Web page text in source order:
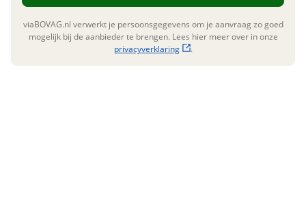
Verwarming
Circulatie-verwarming
viaBOVAG.nl verwerkt je persoonsgegevens om je aanvraag zo
goed mogelijk bij de aanbieder te brengen. Lees hier meer
over in onzeprivacyverklaring .
viaBOVAG.nl verwerkt je persoonsgegevens om je aanvraag zo goed
mogelijk bij de aanbieder te brengen. Lees hier meer over in onze
privacyverklaring
.